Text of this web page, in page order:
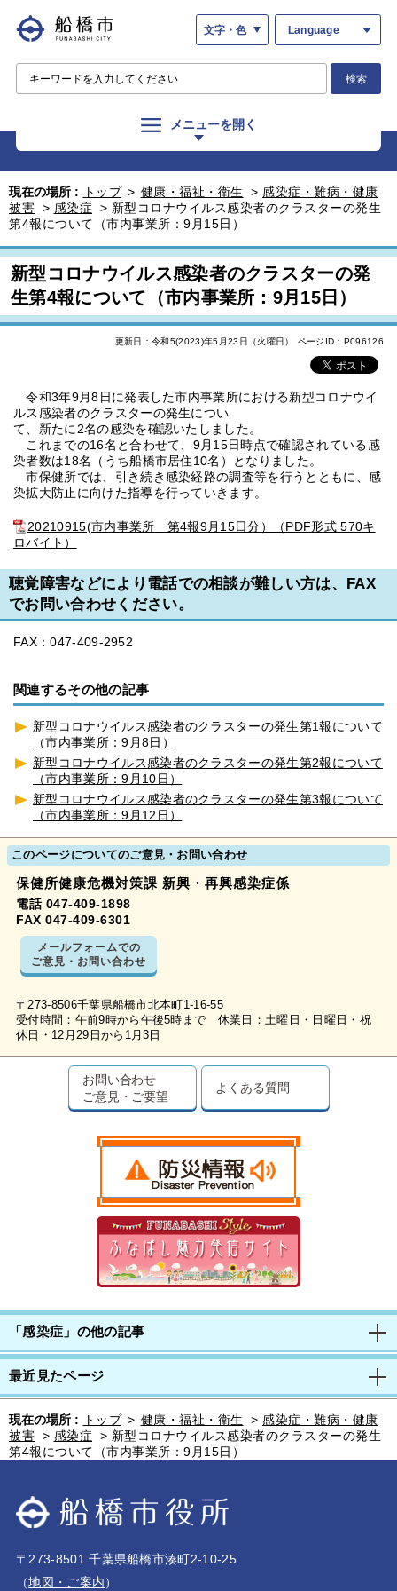
文字・色 Language
検索
メニューを開く
現在の場所 : トップ > 健康・福祉・衛生 > 感染症・難病・健康
被害 > 感染症 > 新型コロナウイルス感染者のクラスターの発生
第4報について（市内事業所：9月15日）
新型コロナウイルス感染者のクラスターの発
生第4報について（市内事業所：9月15日）
更新日：令和5(2023)年5月23日（火曜日） ページID：P096126
令和3年9月8日に発表した市内事業所における新型コロナウイ
ルス感染者のクラスターの発生につい
て、新たに2名の感染を確認いたしました。
これまでの16名と合わせて、9月15日時点で確認されている感
染者数は18名（うち船橋市居住10名）となりました。
市保健所では、引き続き感染経路の調査等を行うとともに、感
染拡大防止に向けた指導を行っていきます。
20210915(市内事業所 第4報9月15日分）（PDF形式 570キ
ロバイト）
聴覚障害などにより電話での相談が難しい方は、FAX
でお問い合わせください。
FAX：047-409-2952
関連するその他の記事
新型コロナウイルス感染者のクラスターの発生第1報について
（市内事業所：9月8日）
新型コロナウイルス感染者のクラスターの発生第2報について
（市内事業所：9月10日）
新型コロナウイルス感染者のクラスターの発生第3報について
（市内事業所：9月12日）
このページについてのご意見・お問い合わせ
保健所健康危機対策課 新興・再興感染症係
電話 047-409-1898
FAX 047-409-6301
メールフォームでの
ご意見・お問い合わせ
〒273-8506千葉県船橋市北本町1-16-55
受付時間：午前9時から午後5時まで 休業日：土曜日・日曜日・祝
休日・12月29日から1月3日
お問い合わせ
ご意見・ご要望
よくある質問
「感染症」の他の記事
最近見たページ
現在の場所 : トップ > 健康・福祉・衛生 > 感染症・難病・健康
被害 > 感染症 > 新型コロナウイルス感染者のクラスターの発生
第4報について（市内事業所：9月15日）
〒273-8501 千葉県船橋市湊町2-10-25
（地図・ご案内）